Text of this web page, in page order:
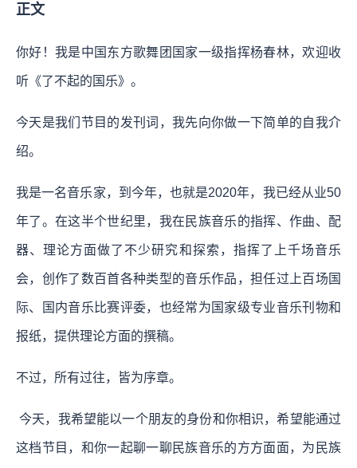
正文
你好！我是中国东方歌舞团国家一级指挥杨春林，欢迎收
听《了不起的国乐》。
今天是我们节目的发刊词，我先向你做一下简单的自我介
绍。
我是一名音乐家，到今年，也就是2020年，我已经从业50
年了。在这半个世纪里，我在民族音乐的指挥、作曲、配
器、理论方面做了不少研究和探索，指挥了上千场音乐
会，创作了数百首各种类型的音乐作品，担任过上百场国
际、国内音乐比赛评委，也经常为国家级专业音乐刊物和
报纸，提供理论方面的撰稿。
不过，所有过往，皆为序章。
今天，我希望能以一个朋友的身份和你相识，希望能通过
这档节目，和你一起聊一聊民族音乐的方方面面，为民族